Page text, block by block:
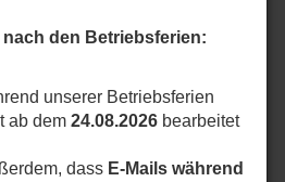
nach den Betriebsferien:
unserer Betriebsferien
ab dem 24.08.2026 bearbeitet
dass E-Mails während